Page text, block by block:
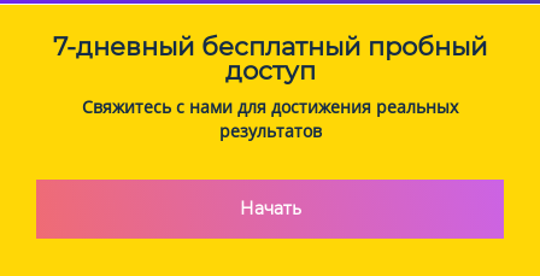
7-дневный бесплатный пробный
доступ
Свяжитесь с нами для достижения реальных
результатов
Начать